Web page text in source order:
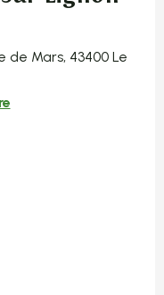
de Mars, 43400 Le